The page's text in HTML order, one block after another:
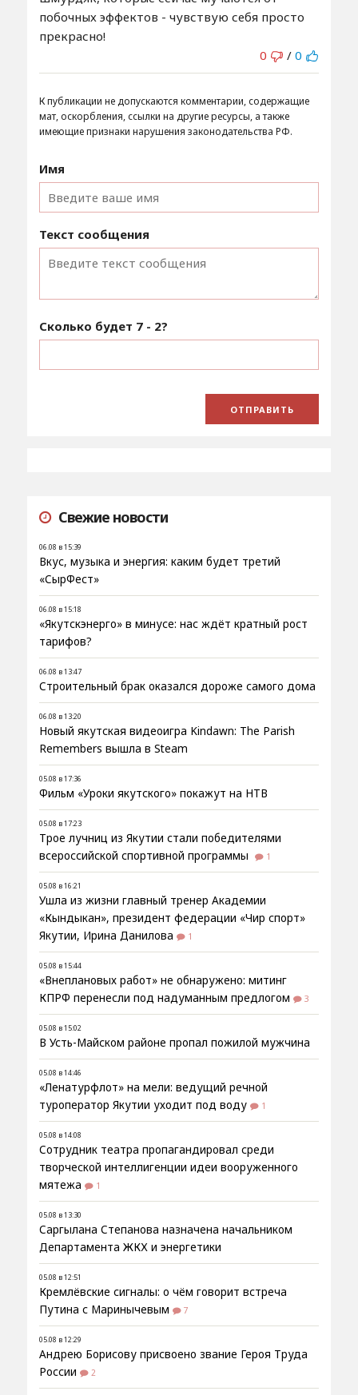
побочных эффектов - чувствую себя просто
прекрасно!
0
/ 0
К публикации не допускаются комментарии, содержащие
мат, оскорбления, ссылки на другие ресурсы, а также
имеющие признаки нарушения законодательства РФ.
Имя
Текст сообщения
Сколько будет 7 - 2?
Свежие новости
06.08 в 15:39
Вкус, музыка и энергия: каким будет третий
«СырФест»
06.08 в 15:18
«Якутскэнерго» в минусе: нас ждёт кратный рост
тарифов?
06.08 в 13:47
Строительный брак оказался дороже самого дома
06.08 в 13:20
Новый якутская видеоигра Kindawn: The Parish
Remembers вышла в Steam
05.08 в 17:36
Фильм «Уроки якутского» покажут на НТВ
05.08 в 17:23
Трое лучниц из Якутии стали победителями
всероссийской спортивной программы
1
05.08 в 16:21
Ушла из жизни главный тренер Академии
«Кындыкан», президент федерации «Чир спорт»
Якутии, Ирина Данилова
1
05.08 в 15:44
«Внеплановых работ» не обнаружено: митинг
КПРФ перенесли под надуманным предлогом
3
05.08 в 15:02
В Усть-Майском районе пропал пожилой мужчина
05.08 в 14:46
«Ленатурфлот» на мели: ведущий речной
туроператор Якутии уходит под воду
1
05.08 в 14:08
Сотрудник театра пропагандировал среди
творческой интеллигенции идеи вооруженного
мятежа
1
05.08 в 13:30
Саргылана Степанова назначена начальником
Департамента ЖКХ и энергетики
05.08 в 12:51
Кремлёвские сигналы: о чём говорит встреча
Путина с Маринычевым
7
05.08 в 12:29
Андрею Борисову присвоено звание Героя Труда
России
2